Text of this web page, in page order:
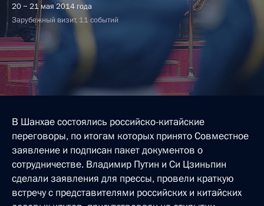
20 − 21 мая 2014 года
Зарубежный визит, 11 событий
В Шанхае состоялись российско-китайские
переговоры, по итогам которых принято Совместное
заявление и подписан пакет документов о
сотрудничестве. Владимир Путин и Си Цзиньпин
сделали заявления для прессы, провели краткую
встречу с представителями российских и китайских